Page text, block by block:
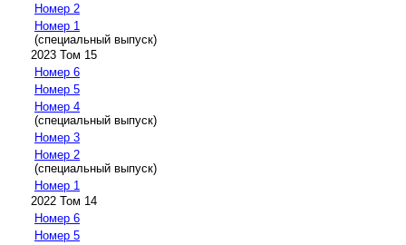
Номер 2
Номер 1
(специальный выпуск)
2023 Том 15
Номер 6
Номер 5
Номер 4
(специальный выпуск)
Номер 3
Номер 2
(специальный выпуск)
Номер 1
2022 Том 14
Номер 6
Номер 5